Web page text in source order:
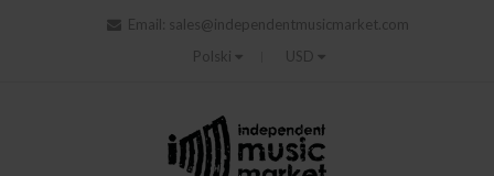
Email:
sales@independentmusicmarket.com
Polski
USD